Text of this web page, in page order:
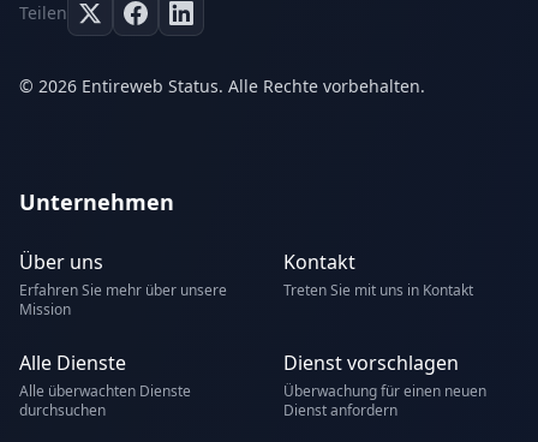
Teilen
© 2026 Entireweb Status. Alle Rechte vorbehalten.
Unternehmen
Über uns
Erfahren Sie mehr über unsere
Mission
Kontakt
Treten Sie mit uns in Kontakt
Alle Dienste
Alle überwachten Dienste
durchsuchen
Dienst vorschlagen
Überwachung für einen neuen
Dienst anfordern